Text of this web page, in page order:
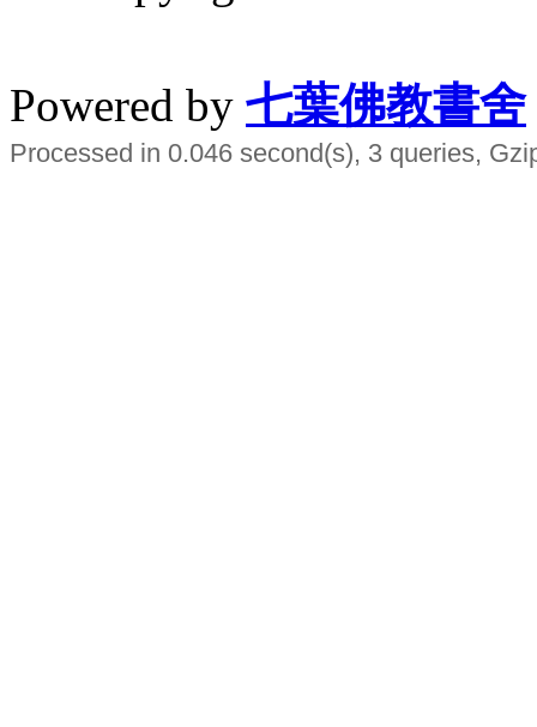
Powered by 七葉佛教書舍
Processed in 0.046 second(s), 3 queries,